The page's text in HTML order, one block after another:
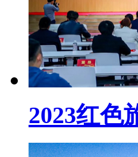
2023红色